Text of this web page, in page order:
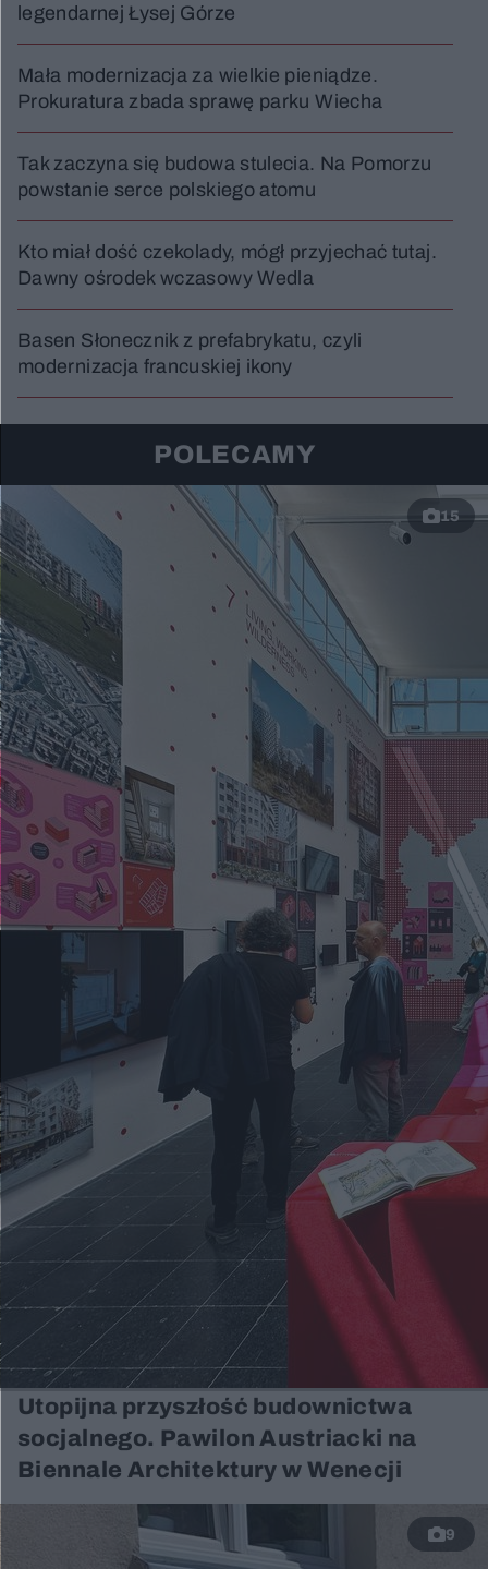
legendarnej Łysej Górze
Mała modernizacja za wielkie pieniądze.
Prokuratura zbada sprawę parku Wiecha
Tak zaczyna się budowa stulecia. Na Pomorzu
powstanie serce polskiego atomu
Kto miał dość czekolady, mógł przyjechać tutaj.
Dawny ośrodek wczasowy Wedla
Basen Słonecznik z prefabrykatu, czyli
modernizacja francuskiej ikony
POLECAMY
15
Utopijna przyszłość budownictwa
socjalnego. Pawilon Austriacki na
Biennale Architektury w Wenecji
9